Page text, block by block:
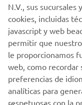
Capital(at the time
rupees (approx.
Business:
electrically power-
N.V., sus
cookies, incluidas
javascript y web
permitir que
le proporcionamos
web, como recordar
preferencias de
analíticas para
respetuosas con la